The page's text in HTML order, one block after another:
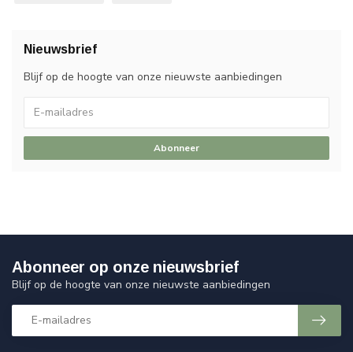
Nieuwsbrief
Blijf op de hoogte van onze nieuwste aanbiedingen
Abonneer
Abonneer op onze nieuwsbrief
Blijf op de hoogte van onze nieuwste aanbiedingen